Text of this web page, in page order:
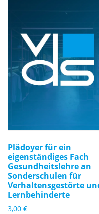
Plädoyer für ein
eigenständiges Fach
Gesundheitslehre an
Sonderschulen für
Verhaltensgestörte
Lernbehinderte
3,00 €